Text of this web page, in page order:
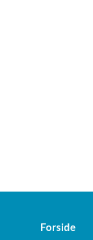
Forside